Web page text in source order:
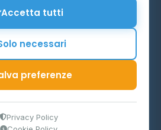
P.IVA 03859300364
Accetta tutti
necessari
preferenze
Privacy Policy